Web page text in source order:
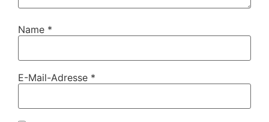
Name *
E-Mail-Adresse *